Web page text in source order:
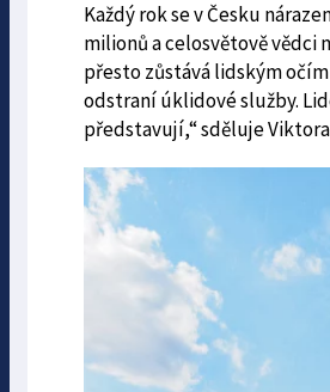
Každý rok se v Česku
milionů a celosvětově
přesto zůstává lidským
odstraní úklidové služby.
představují,“ sděluje